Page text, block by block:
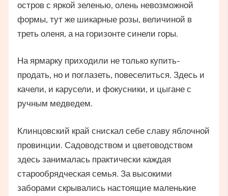
остров с яркой зеленью, олень невозможной
формы, тут же шикарные розы, величиной в
треть оленя, а на горизонте синели горы.
На ярмарку приходили не только купить-
продать, но и поглазеть, повеселиться. Здесь и
качели, и карусели, и фокусники, и цыгане с
ручным медведем.
Клинцовский край снискал себе славу яблочной
провинции. Садоводством и цветоводством
здесь занималась практически каждая
старообрядческая семья. За высокими
заборами скрывались настоящие маленькие